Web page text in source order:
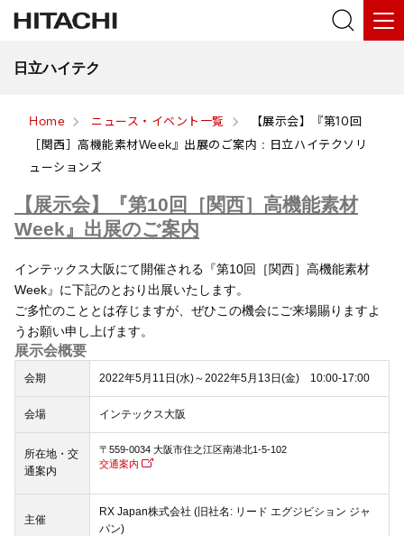
日立ハイテク
Home ニュース・イベント一覧
【展示会】『第10回
［関西］高機能素材Week』出展のご案内 : 日立ハイテクソリ
ューションズ
【展示会】『第10回［関西］高機能素材
Week』出展のご案内
インテックス大阪にて開催される『第10回［関西］高機能素材
Week』に下記のとおり出展いたします。
ご多忙のこととは存じますが、ぜひこの機会にご来場賜りますよ
うお願い申し上げます。
展示会概要
会期 2022年5月11日(水)～2022年5月13日(金) 10:00-17:00
会場 インテックス大阪
所在地・交
通案内
〒559-0034 大阪市住之江区南港北1-5-102
交通案内
主催
RX Japan株式会社 (旧社名: リード エグジビション ジャ
パン)